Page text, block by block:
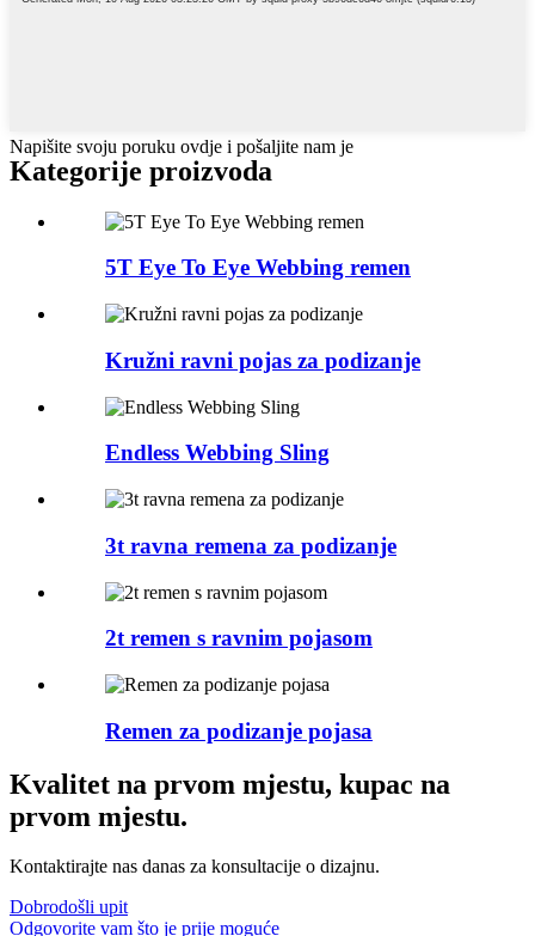
Napišite svoju poruku ovdje i pošaljite nam je
Kategorije proizvoda
5T Eye To Eye Webbing remen
Kružni ravni pojas za podizanje
Endless Webbing Sling
3t ravna remena za podizanje
2t remen s ravnim pojasom
Remen za podizanje pojasa
Kvalitet na prvom mjestu, kupac na
prvom mjestu.
Kontaktirajte nas danas za konsultacije o dizajnu.
Dobrodošli upit
Odgovorite vam što je prije moguće